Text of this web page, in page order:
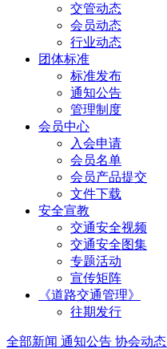
交管动态
会员动态
行业动态
团体标准
标准发布
通知公告
管理制度
会员中心
入会申请
会员名单
会员产品提交
文件下载
安全宣教
交通安全视频
交通安全图集
专题活动
宣传矩阵
《道路交通管理》
往期发行
全部新闻 通知公告 协会动态